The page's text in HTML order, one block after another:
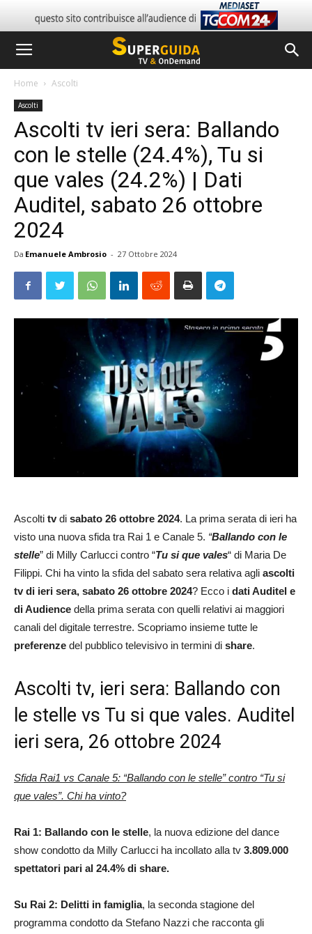
Home Ascolti
Ascolti
Ascolti tv ieri sera: Ballando
con le stelle (24.4%), Tu si
que vales (24.2%) | Dati
Auditel, sabato 26 ottobre
2024
Da Emanuele Ambrosio - 27 Ottobre 2024
Ascolti tvdi sabato 26 ottobre 2024. La prima serata di ieri ha
visto una nuova sfida tra Rai 1 e Canale 5. “Ballando con le
stelle” di Milly Carlucci contro “Tu si que vales“ di Maria De
Filippi. Chi ha vinto la sfida del sabato sera relativa agli ascolti
tv di ieri sera, sabato 26 ottobre 2024? Ecco i dati Auditel e
di Audience della prima serata con quelli relativi ai maggiori
canali del digitale terrestre. Scopriamo insieme tutte le
preferenze del pubblico televisivo in termini di share.
Ascolti tv, ieri sera: Ballando con
le stelle vs Tu si que vales. Auditel
ieri sera, 26 ottobre 2024
Sfida Rai1 vs Canale 5: “Ballando con le stelle” contro “Tu si
que vales”. Chi ha vinto?
Rai 1: Ballando con le stelle, la nuova edizione del dance
show condotto da Milly Carlucci ha incollato alla tv 3.809.000
spettatori pari al 24.4% di share.
Su Rai 2: Delitti in famiglia, la seconda stagione del
programma condotto da Stefano Nazzi che racconta gli